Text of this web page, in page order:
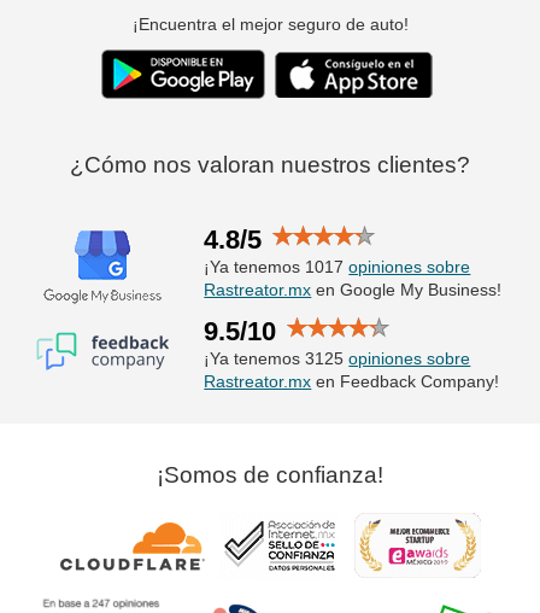
¡Encuentra el mejor seguro de auto!
¿Cómo nos valoran nuestros clientes?
4.8/5
¡Ya tenemos 1017opiniones sobre
Rastreator.mx en Google My Business!
9.5/10
¡Ya tenemos 3125opiniones sobre
Rastreator.mx en Feedback Company!
¡Somos de confianza!